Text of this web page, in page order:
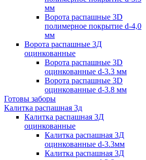
мм
Ворота распашные 3D
полимерное покрытие d-4,0
мм
Ворота распашные 3Д
оцинкованные
Ворота распашные 3D
оцинкованные d-3.3 мм
Ворота распашные 3D
оцинкованные d-3.8 мм
Готовы заборы
Калитка распашная 3д
Калитка распашная 3Д
оцинкованные
Калитка распашная 3Д
оцинкованные d-3.3мм
Калитка распашная 3Д